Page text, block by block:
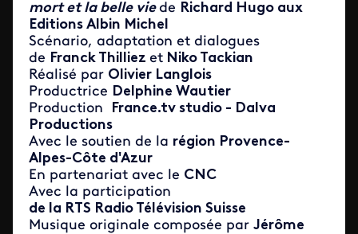
mort et la belle vie de Richard Hugo aux
Editions Albin Michel
Scénario, adaptation et dialogues
de Franck Thilliez et Niko Tackian
Réalisé par Olivier Langlois
Productrice Delphine Wautier
Production
France.tv studio - Dalva
Productions
Avec le soutien de la région Provence-
Alpes-Côte d'Azur
En partenariat avec le CNC
Avec la participation
de la RTS Radio Télévision Suisse
Musique originale composée par Jérôme